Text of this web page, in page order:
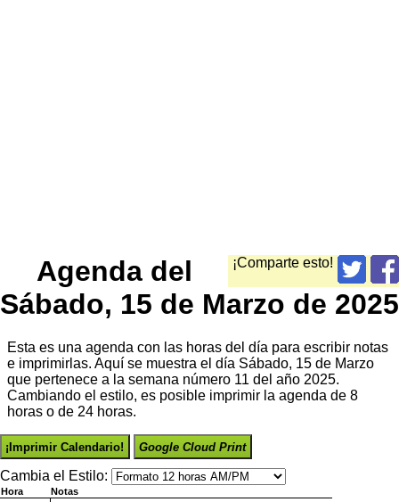
¡Comparte esto!
Agenda del
Sábado, 15 de Marzo de 2025
Esta es una agenda con las horas del día para escribir notas
e imprimirlas. Aquí se muestra el día Sábado, 15 de Marzo
que pertenece a la semana número 11 del año 2025.
Cambiando el estilo, es posible imprimir la agenda de 8
horas o de 24 horas.
¡Imprimir Calendario! Google Cloud Print
Cambia el Estilo:
Hora Notas